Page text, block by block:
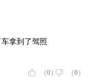
满意的答复。 广大驾校现
的教练车，拥有教学经验
的理论教员及驾驶操作教
材料设立的科目三训练项
教学工具，公司管理制度
拿到了驾照
(0) (0)